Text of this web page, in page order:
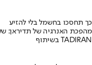
כך תחסכו בחשמל בלי להזיע
מהפכת האנרגיה של תדיראן:
בשיתוף TADIRAN